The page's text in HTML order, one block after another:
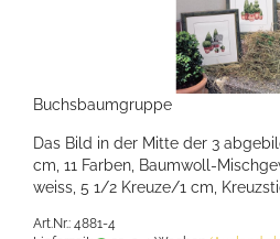
Buchsbaumgruppe
Das Bild in der Mitte der 3
cm, 11 Farben, Baumwoll-
weiss, 5 1/2 Kreuze/1 cm,
Art.Nr.: 4881-4